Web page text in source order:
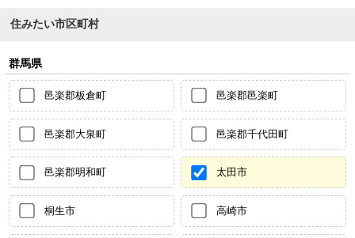
住みたい市区町村
群馬県
邑楽郡板倉町 邑楽郡邑楽町
邑楽郡大泉町 邑楽郡千代田町
邑楽郡明和町 太田市
桐生市 高崎市